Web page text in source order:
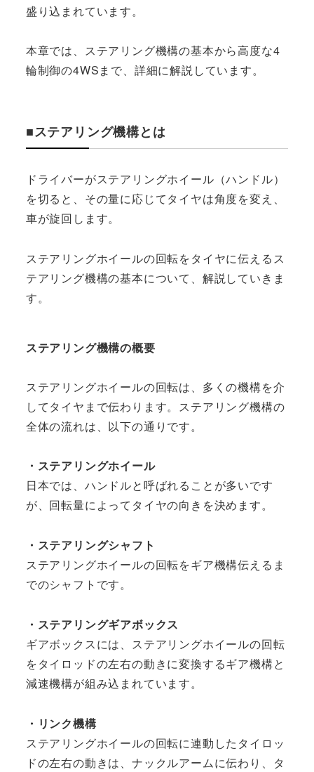
盛り込まれています。
本章では、ステアリング機構の基本から高度な4
輪制御の4WSまで、詳細に解説しています。
■ステアリング機構とは
ドライバーがステアリングホイール（ハンドル）
を切ると、その量に応じてタイヤは角度を変え、
車が旋回します。
ステアリングホイールの回転をタイヤに伝えるス
テアリング機構の基本について、解説していきま
す。
ステアリング機構の概要
ステアリングホイールの回転は、多くの機構を介
してタイヤまで伝わります。ステアリング機構の
全体の流れは、以下の通りです。
・ステアリングホイール
日本では、ハンドルと呼ばれることが多いです
が、回転量によってタイヤの向きを決めます。
・ステアリングシャフト
ステアリングホイールの回転をギア機構伝えるま
でのシャフトです。
・ステアリングギアボックス
ギアボックスには、ステアリングホイールの回転
をタイロッドの左右の動きに変換するギア機構と
減速機構が組み込まれています。
・リンク機構
ステアリングホイールの回転に連動したタイロッ
ドの左右の動きは、ナックルアームに伝わり、タ